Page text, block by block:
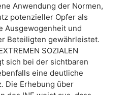
Anwendung der Normen,
potenzieller Opfer als
Ausgewogenheit und
Beteiligten gewährleistet.
SOZIALEN
sich bei der sichtbaren
eine deutliche
Die Erhebung über